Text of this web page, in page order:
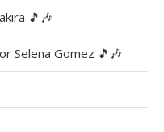
🎵🎶
Selena Gomez 🎵🎶